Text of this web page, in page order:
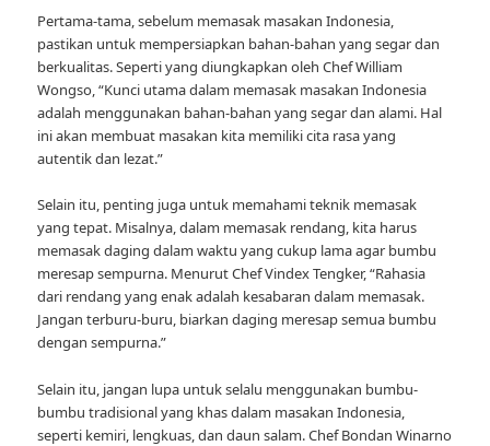
Pertama-tama, sebelum memasak masakan Indonesia,
pastikan untuk mempersiapkan bahan-bahan yang segar dan
berkualitas. Seperti yang diungkapkan oleh Chef William
Wongso, “Kunci utama dalam memasak masakan Indonesia
adalah menggunakan bahan-bahan yang segar dan alami. Hal
ini akan membuat masakan kita memiliki cita rasa yang
autentik dan lezat.”
Selain itu, penting juga untuk memahami teknik memasak
yang tepat. Misalnya, dalam memasak rendang, kita harus
memasak daging dalam waktu yang cukup lama agar bumbu
meresap sempurna. Menurut Chef Vindex Tengker, “Rahasia
dari rendang yang enak adalah kesabaran dalam memasak.
Jangan terburu-buru, biarkan daging meresap semua bumbu
dengan sempurna.”
Selain itu, jangan lupa untuk selalu menggunakan bumbu-
bumbu tradisional yang khas dalam masakan Indonesia,
seperti kemiri, lengkuas, dan daun salam. Chef Bondan Winarno